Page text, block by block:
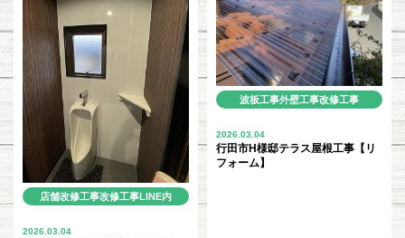
店舗改修工事改修工事LINE内
2026.03.04
波板工事外壁工事改修工事
2026.03.04
行田市H様邸テラス屋根工事【リ
フォーム】